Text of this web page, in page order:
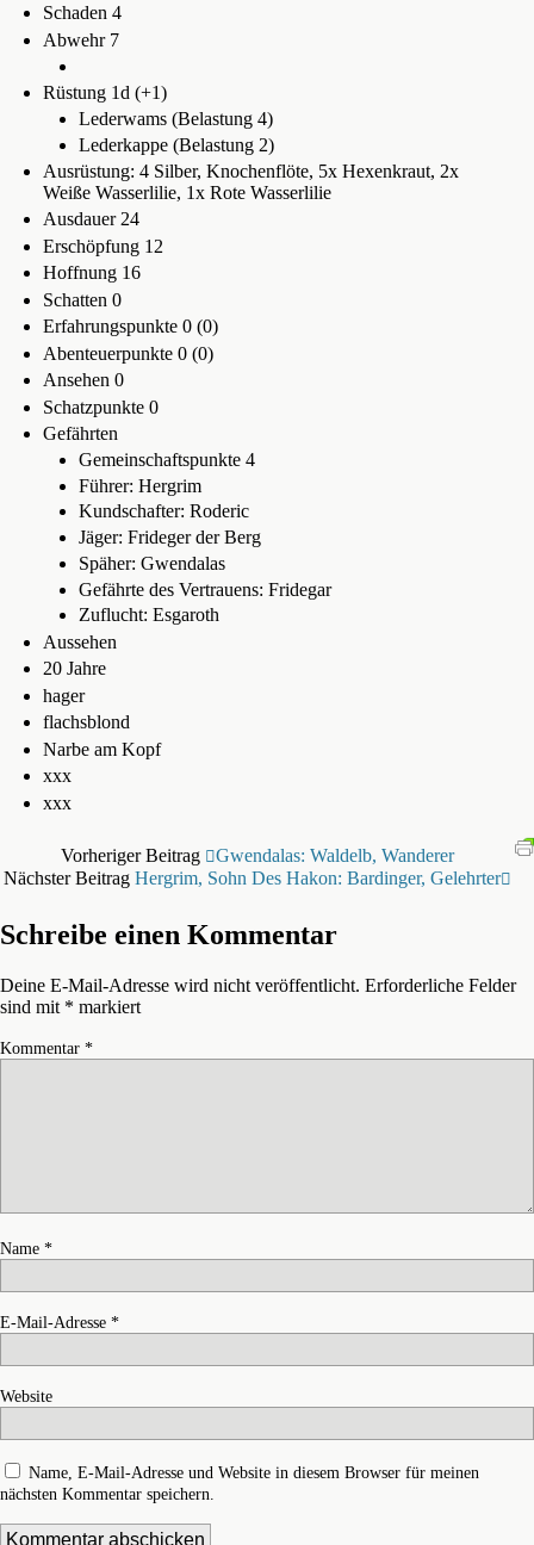
Schaden 4
Abwehr 7
Rüstung 1d (+1)
Lederwams (Belastung 4)
Lederkappe (Belastung 2)
Ausrüstung: 4 Silber, Knochenflöte, 5x Hexenkraut, 2x
Weiße Wasserlilie, 1x Rote Wasserlilie
Ausdauer 24
Erschöpfung 12
Hoffnung 16
Schatten 0
Erfahrungspunkte 0 (0)
Abenteuerpunkte 0 (0)
Ansehen 0
Schatzpunkte 0
Gefährten
Gemeinschaftspunkte 4
Führer: Hergrim
Kundschafter: Roderic
Jäger: Frideger der Berg
Späher: Gwendalas
Gefährte des Vertrauens: Fridegar
Zuflucht: Esgaroth
Aussehen
20 Jahre
hager
flachsblond
Narbe am Kopf
xxx
xxx
Vorheriger Beitrag
Gwendalas: Waldelb, Wanderer
Nächster Beitrag Hergrim, Sohn Des Hakon: Bardinger, Gelehrter
Schreibe einen Kommentar
Deine E-Mail-Adresse wird nicht veröffentlicht. Erforderliche Felder
sind mit * markiert
Kommentar *
Name *
E-Mail-Adresse *
Website
Name, E-Mail-Adresse und Website in diesem Browser für meinen
nächsten Kommentar speichern.